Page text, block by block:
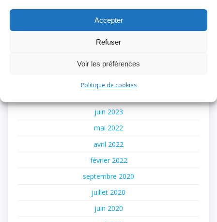
Accepter
Refuser
Voir les préférences
Politique de cookies
juillet 2024
juin 2024
mars 2024
février 2024
juin 2023
mai 2022
avril 2022
février 2022
septembre 2020
juillet 2020
juin 2020